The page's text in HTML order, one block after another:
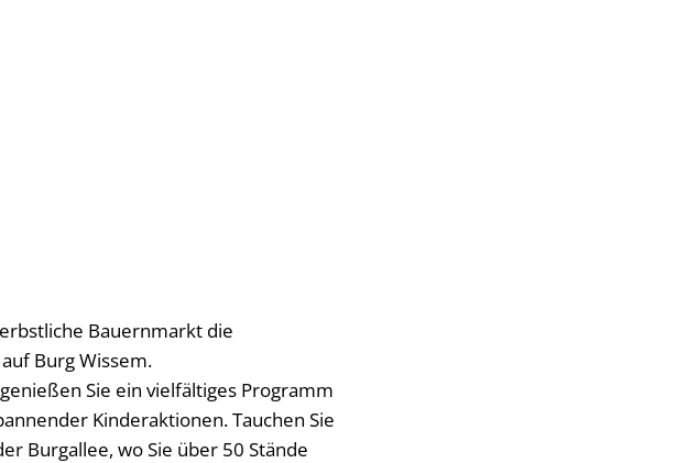
Bauernmarkt die
Burg Wissem.
Sie ein vielfältiges Programm
Kinderaktionen. Tauchen Sie
Burgallee, wo Sie über 50 Stände